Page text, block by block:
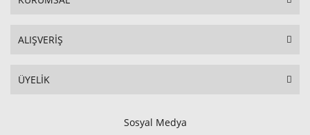
ALIŞVERİŞ
ÜYELİK
Sosyal Medya